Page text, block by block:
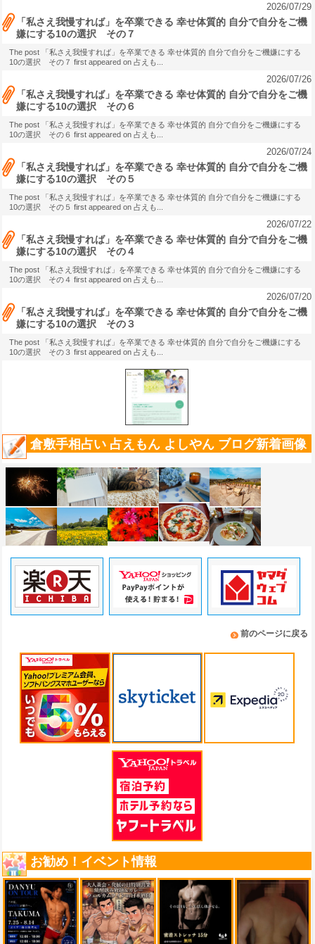
2026/07/29
「私さえ我慢すれば」を卒業できる 幸せ体質的 自分で自分をご機
嫌にする10の選択 その７
The post 「私さえ我慢すれば」を卒業できる 幸せ体質的 自分で自分をご機嫌にする
10の選択 その７ first appeared on 占えも...
2026/07/26
「私さえ我慢すれば」を卒業できる 幸せ体質的 自分で自分をご機
嫌にする10の選択 その６
The post 「私さえ我慢すれば」を卒業できる 幸せ体質的 自分で自分をご機嫌にする
10の選択 その６ first appeared on 占えも...
2026/07/24
「私さえ我慢すれば」を卒業できる 幸せ体質的 自分で自分をご機
嫌にする10の選択 その５
The post 「私さえ我慢すれば」を卒業できる 幸せ体質的 自分で自分をご機嫌にする
10の選択 その５ first appeared on 占えも...
2026/07/22
「私さえ我慢すれば」を卒業できる 幸せ体質的 自分で自分をご機
嫌にする10の選択 その４
The post 「私さえ我慢すれば」を卒業できる 幸せ体質的 自分で自分をご機嫌にする
10の選択 その４ first appeared on 占えも...
2026/07/20
「私さえ我慢すれば」を卒業できる 幸せ体質的 自分で自分をご機
嫌にする10の選択 その３
The post 「私さえ我慢すれば」を卒業できる 幸せ体質的 自分で自分をご機嫌にする
10の選択 その３ first appeared on 占えも...
倉敷手相占い 占えもん よしやん ブログ新着画像
前のページに戻る
お勧め！イベント情報